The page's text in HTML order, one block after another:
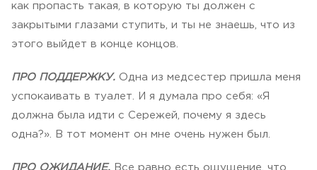
как пропасть такая, в которую ты должен с
закрытыми глазами ступить, и ты не знаешь, что из
этого выйдет в конце концов.
ПРО ПОДДЕРЖКУ. Одна из медсестер пришла меня
успокаивать в туалет. И я думала про себя: «Я
должна была идти с Сережей, почему я здесь
одна?». В тот момент он мне очень нужен был.
ПРО ОЖИДАНИЕ. Все равно есть ощущение, что